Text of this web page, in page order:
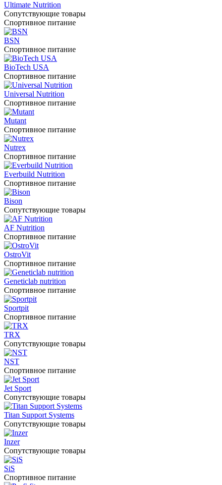
Ultimate Nutrition
Сопутствующие товары
Спортивное питание
BSN
Спортивное питание
BioTech USA
Спортивное питание
Universal Nutrition
Спортивное питание
Mutant
Спортивное питание
Nutrex
Спортивное питание
Everbuild Nutrition
Спортивное питание
Bison
Сопутствующие товары
AF Nutrition
Спортивное питание
OstroVit
Спортивное питание
Geneticlab nutrition
Спортивное питание
Sportpit
Спортивное питание
TRX
Сопутствующие товары
NST
Спортивное питание
Jet Sport
Сопутствующие товары
Titan Support Systems
Сопутствующие товары
Inzer
Сопутствующие товары
SiS
Спортивное питание